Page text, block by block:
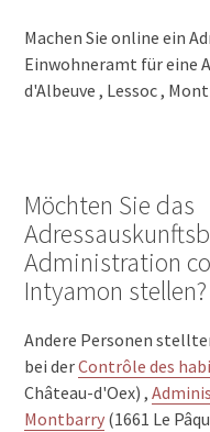
Machen Sie online ein
Einwohneramt für eine
d'Albeuve , Lessoc ,
Möchten Sie das
Administration
Intyamon stellen?
Andere Personen
bei derContrôle des
Château-d'Oex) ,
Montbarry (1661 Le